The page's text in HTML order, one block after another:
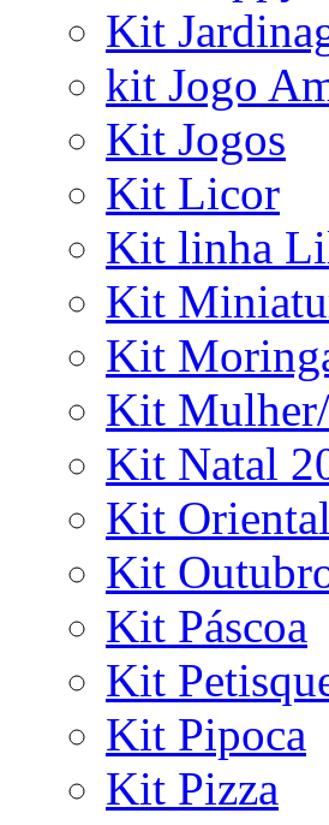
Kit
kit Jogo
Kit Jogos
Kit Licor
Kit linha
Kit
Kit
Kit
Kit Natal
Kit Oriental
Kit
Kit Páscoa
Kit
Kit Pipoca
Kit Pizza